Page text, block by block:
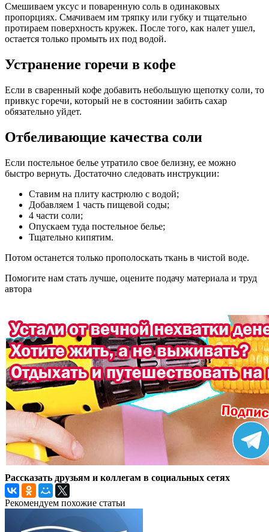
Смешиваем уксус и поваренную соль в одинаковых
пропорциях. Смачиваем им тряпку или губку и тщательно
протираем поверхность кружек. После того, как налет ушел,
остается только промыть их под водой.
Устранение горечи в кофе
Если в сваренный кофе добавить небольшую щепотку соли, то
привкус горечи, который не в состоянии забить сахар
обязательно уйдет.
Отбеливающие качества соли
Если постельное белье утратило свое белизну, ее можно
быстро вернуть. Достаточно следовать инструкции:
Ставим на плиту кастрюлю с водой;
Добавляем 1 часть пищевой соды;
4 части соли;
Опускаем туда постельное белье;
Тщательно кипятим.
Потом останется только прополоскать ткань в чистой воде.
Помогите нам стать лучше, оцените подачу материала и труд
автора
Рассказать друзьям и коллегам в социальных сетях
Рекомендуем похожие статьи